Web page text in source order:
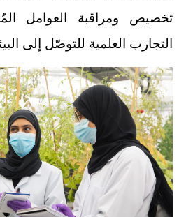
تخصيص ومراقبة العوامل
التجارب العلمية للتوصّل إلى